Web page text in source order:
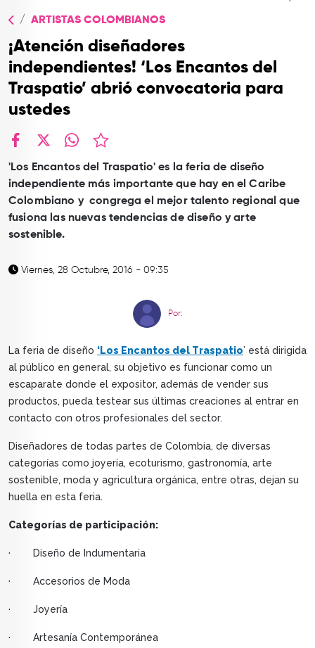
CONTACTO
ARTISTAS COLOMBIANOS
¡Atención diseñadores
independientes! ‘Los Encantos del
Traspatio’ abrió convocatoria para
ustedes
'Los Encantos del Traspatio' es la feria de diseño
independiente más importante que hay en el Caribe
Colombiano y congrega el mejor talento regional que
fusiona las nuevas tendencias de diseño y arte
sostenible.
Viernes, 28 Octubre, 2016 - 09:35
Por:
La feria de diseño ‘Los Encantos del Traspatio’ está dirigida
al público en general, su objetivo es funcionar como un
escaparate donde el expositor, además de vender sus
productos, pueda testear sus últimas creaciones al entrar en
contacto con otros profesionales del sector.
Diseñadores de todas partes de Colombia, de diversas
categorías como joyería, ecoturismo, gastronomía, arte
sostenible, moda y agricultura orgánica, entre otras, dejan su
huella en esta feria.
Categorías de participación:
· Diseño de Indumentaria
· Accesorios de Moda
· Joyería
· Artesanía Contemporánea